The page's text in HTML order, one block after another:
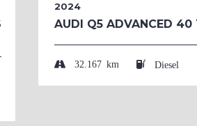
2024
AUDI Q5 ADVANCED 40
32.167 km Diesel